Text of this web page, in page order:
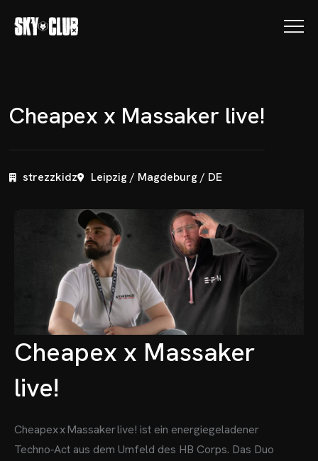
Cheapex x Massaker live!
strezzkidz Leipzig / Magdeburg / DE
Cheapex x Massaker
live!
Cheapex x Massaker live! ist ein energiegeladener
Techno‑Act aus dem Umfeld des HB Corps. Das Duo